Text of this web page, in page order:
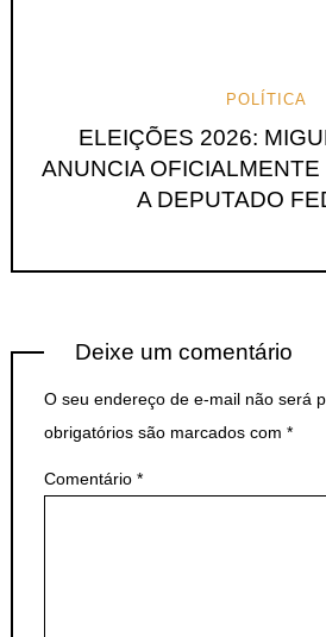
POLÍTICA
ELEIÇÕES 2026:
ANUNCIA
A DEPUTADO
Deixe um comentário
O seu endereço de e-mail não será
obrigatórios são marcados com *
Comentário *